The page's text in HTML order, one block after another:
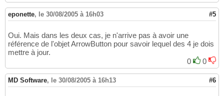
eponette, le 30/08/2005 à 16h03 #5
Oui. Mais dans les deux cas, je n'arrive pas à avoir une
référence de l'objet ArrowButton pour savoir lequel des 4 je dois
mettre à jour.
0
0
MD Software, le 30/08/2005 à 16h13 #6